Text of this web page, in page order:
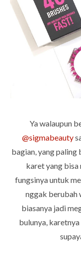
Ya walaupun
@sigmabeauty
bagian, yang
karet yang bisa
fungsinya untuk
nggak berubah
biasanya jadi
bulunya,